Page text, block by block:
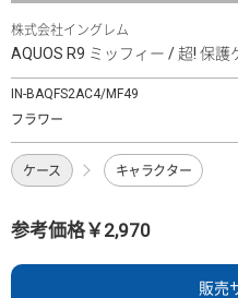
株式会社イングレム
AQUOS R9 ミッフィー / 超! 保護
IN-BAQFS2AC4/MF49
フラワー
ケース キャラクター
参考価格￥2,970
販売